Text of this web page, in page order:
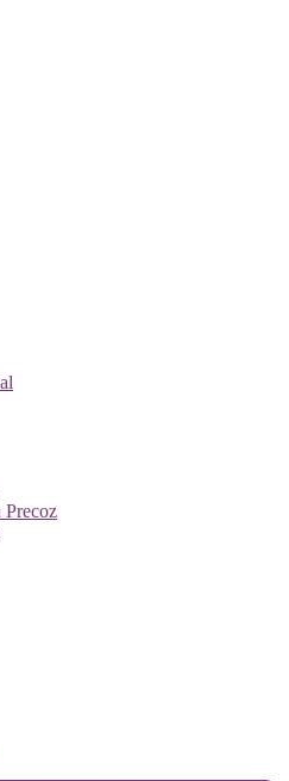
Precoz